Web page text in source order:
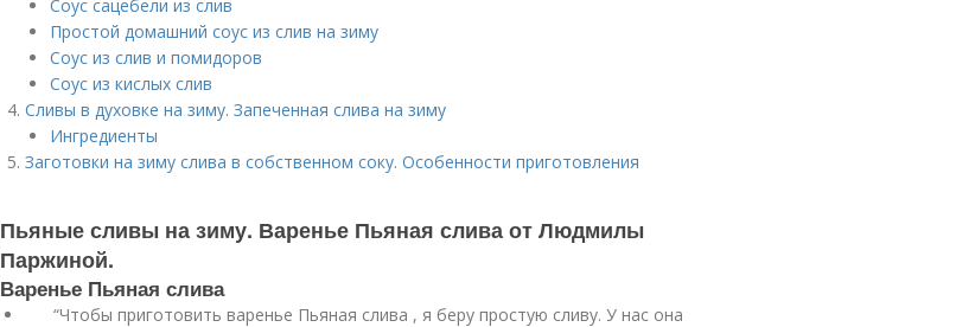
Соус сацебели из слив
Простой домашний соус из слив на зиму
Соус из слив и помидоров
Соус из кислых слив
Сливы в духовке на зиму. Запеченная слива на зиму
Ингредиенты
Заготовки на зиму слива в собственном соку. Особенности приготовления
Пьяные сливы на зиму. Варенье Пьяная слива от Людмилы
Паржиной.
Варенье Пьяная слива
“Чтобы приготовить варенье Пьяная слива , я беру простую сливу. У нас она